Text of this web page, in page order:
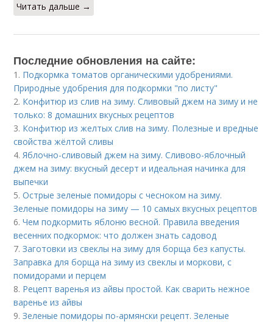
Читать дальше →
Последние обновления на сайте:
1. Подкормка томатов органическими удобрениями.
Природные удобрения для подкормки "по листу"
2. Конфитюр из слив на зиму. Сливовый джем на зиму и не
только: 8 домашних вкусных рецептов
3. Конфитюр из желтых слив на зиму. Полезные и вредные
свойства жёлтой сливы
4.Яблочно-сливовый джем на зиму. Сливово-яблочный
джем на зиму: вкусный десерт и идеальная начинка для
выпечки
5.Острые зеленые помидоры с чесноком на зиму.
Зеленые помидоры на зиму — 10 самых вкусных рецептов
6.Чем подкормить яблоню весной. Правила введения
весенних подкормок: что должен знать садовод
7.Заготовки из свеклы на зиму для борща без капусты.
Заправка для борща на зиму из свеклы и моркови, с
помидорами и перцем
8. Рецепт варенья из айвы простой. Как сварить нежное
варенье из айвы
9.Зеленые помидоры по-армянски рецепт. Зеленые